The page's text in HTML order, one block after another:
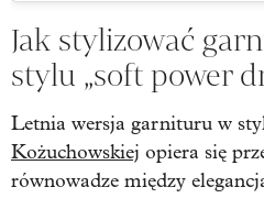
Jak stylizować
stylu „soft power
Letnia wersja garnituru w
Kożuchowskiej opiera się
równowadze między